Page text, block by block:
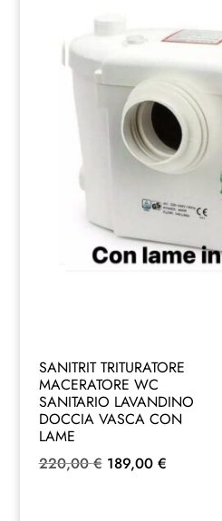
SANITRIT TRITURATORE
MACERATORE WC
SANITARIO LAVANDINO
DOCCIA VASCA CON
LAME
220,00€ Il
189,00 €Il